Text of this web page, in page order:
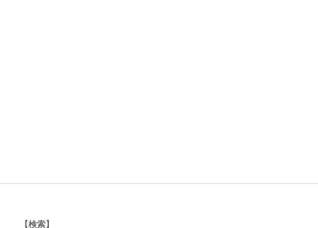
【検索】